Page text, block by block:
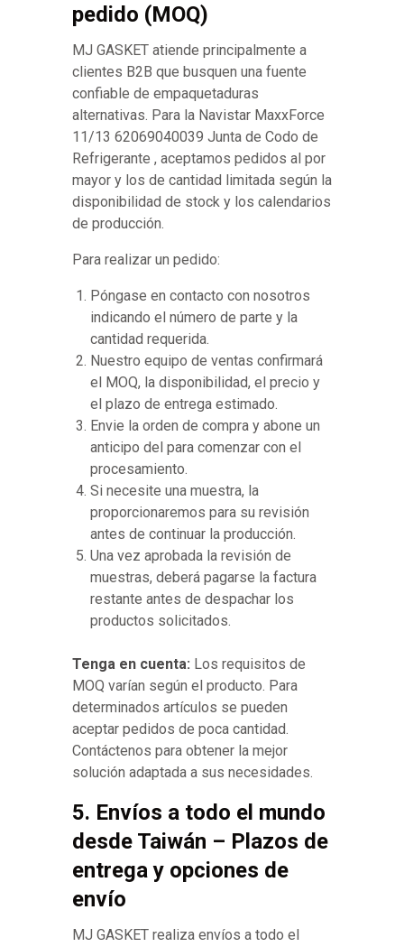
pedido (MOQ)
MJ GASKET atiende principalmente a
clientes B2B que busquen una fuente
confiable de empaquetaduras
alternativas. Para la Navistar MaxxForce
11/13 62069040039 Junta de Codo de
Refrigerante , aceptamos pedidos al por
mayor y los de cantidad limitada según la
disponibilidad de stock y los calendarios
de producción.
Para realizar un pedido:
Póngase en contacto con nosotros
indicando el número de parte y la
cantidad requerida.
Nuestro equipo de ventas confirmará
el MOQ, la disponibilidad, el precio y
el plazo de entrega estimado.
Envie la orden de compra y abone un
anticipo del para comenzar con el
procesamiento.
Si necesite una muestra, la
proporcionaremos para su revisión
antes de continuar la producción.
Una vez aprobada la revisión de
muestras, deberá pagarse la factura
restante antes de despachar los
productos solicitados.
Tenga en cuenta: Los requisitos de
MOQ varían según el producto. Para
determinados artículos se pueden
aceptar pedidos de poca cantidad.
Contáctenos para obtener la mejor
solución adaptada a sus necesidades.
5. Envíos a todo el mundo
desde Taiwán – Plazos de
entrega y opciones de
envío
MJ GASKET realiza envíos a todo el